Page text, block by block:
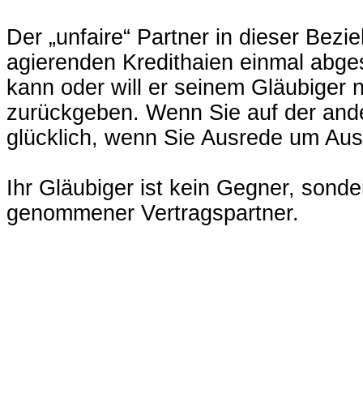
Der „unfaire“ Partner in dieser
agierenden Kredithaien einmal
kann oder will er seinem Gläubiger
zurückgeben. Wenn Sie auf der
glücklich, wenn Sie Ausrede um
Ihr Gläubiger ist kein Gegner,
genommener Vertragspartner.